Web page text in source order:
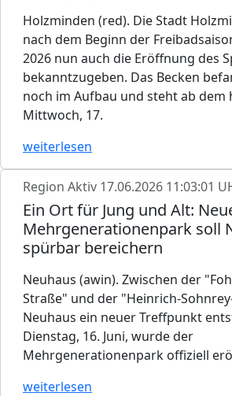
Holzminden (red). Die Stadt
nach dem Beginn der
2026 nun auch die Eröffnung des
bekanntzugeben. Das Becken
noch im Aufbau und steht ab dem
Mittwoch, 17.
weiterlesen
Region Aktiv 17.06.2026 11:03:01
Ein Ort für Jung und Alt:
Mehrgenerationenpark soll
spürbar bereichern
Neuhaus (awin). Zwischen der
Straße" und der "Heinrich-
Neuhaus ein neuer Treffpunkt
Dienstag, 16. Juni, wurde der
Mehrgenerationenpark offiziell
weiterlesen